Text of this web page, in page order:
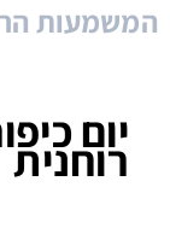
המשמעות
יום
רוחנית